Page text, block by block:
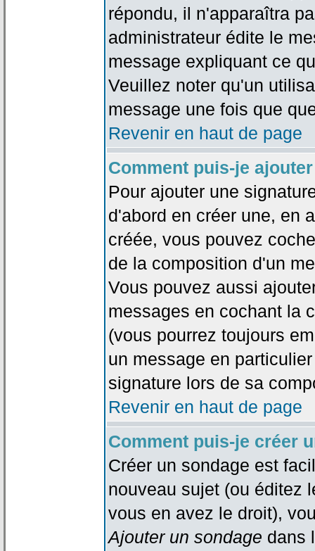
répondu, il n'apparaîtra
administrateur édite le
message expliquant ce
Veuillez noter qu'un
message une fois que
Revenir en haut de page
Comment puis-je
Pour ajouter une
d'abord en créer une, en
créée, vous pouvez
de la composition d'un
Vous pouvez aussi
messages en cochant la
(vous pourrez toujours
un message en
signature lors de sa
Revenir en haut de page
Comment puis-je créer
Créer un sondage est
nouveau sujet (ou éditez
vous en avez le droit),
Ajouter un sondage dans